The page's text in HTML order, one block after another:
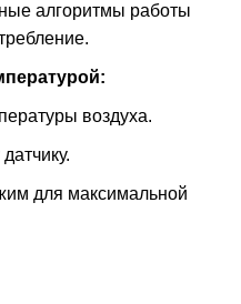
алгоритмы работы
воздуха.
для максимальной